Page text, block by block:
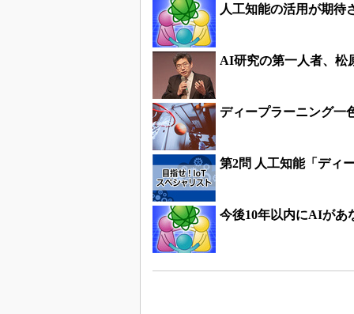
人工知能の活用が期待
AI研究の第一人者、松
ディープラーニング一
第2問 人工知能「ディ
今後10年以内にAIがあ